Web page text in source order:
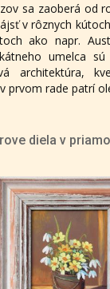
sa zaoberá od
v rôznych
ako napr.
umelca sú
architektúra,
prvom rade patrí
diela v